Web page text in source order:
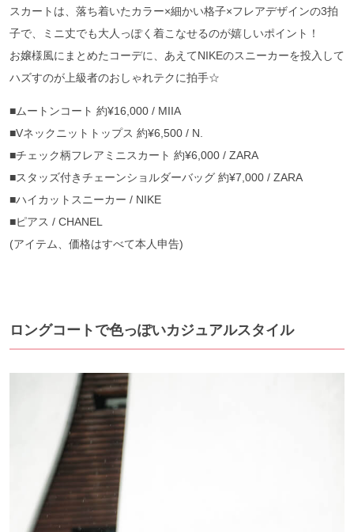
スカートは、落ち着いたカラー×細かい格子×フレアデザインの3拍
子で、ミニ丈でも大人っぽく着こなせるのが嬉しいポイント！
お嬢様風にまとめたコーデに、あえてNIKEのスニーカーを投入して
ハズすのが上級者のおしゃれテクに拍手☆
■ムートンコート 約¥16,000 / MIIA
■Vネックニットトップス 約¥6,500 / N.
■チェック柄フレアミニスカート 約¥6,000 / ZARA
■スタッズ付きチェーンショルダーバッグ 約¥7,000 / ZARA
■ハイカットスニーカー / NIKE
■ピアス / CHANEL
(アイテム、価格はすべて本人申告)
ロングコートで色っぽいカジュアルスタイル